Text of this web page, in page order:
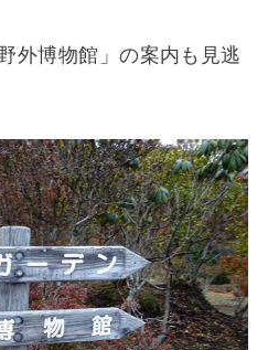
外博物館」の案内も見逃